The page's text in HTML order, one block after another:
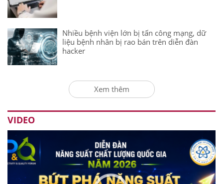
Nhiều bệnh viện lớn bị tấn công mạng, dữ
liệu bệnh nhân bị rao bán trên diễn đàn
hacker
Xem thêm
VIDEO